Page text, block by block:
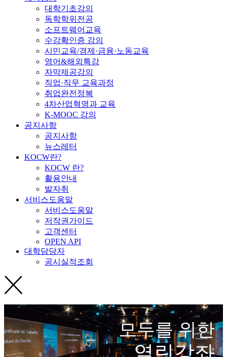
대학기초강의
독학학위전공
소프트웨어교육
수강확인증 강의
시민교육/경제·금융·노동교육
영어&해외특강
자막제공강의
직업·직무 교육과정
취업완전정복
4차산업혁명과 교육
K-MOOC 강의
공지사항
공지사항
뉴스레터
KOCW란?
KOCW 란?
활용안내
발자취
서비스도움말
서비스도움말
저작권가이드
고객센터
OPEN API
대학담당자
공시실적조회
모두를 위한